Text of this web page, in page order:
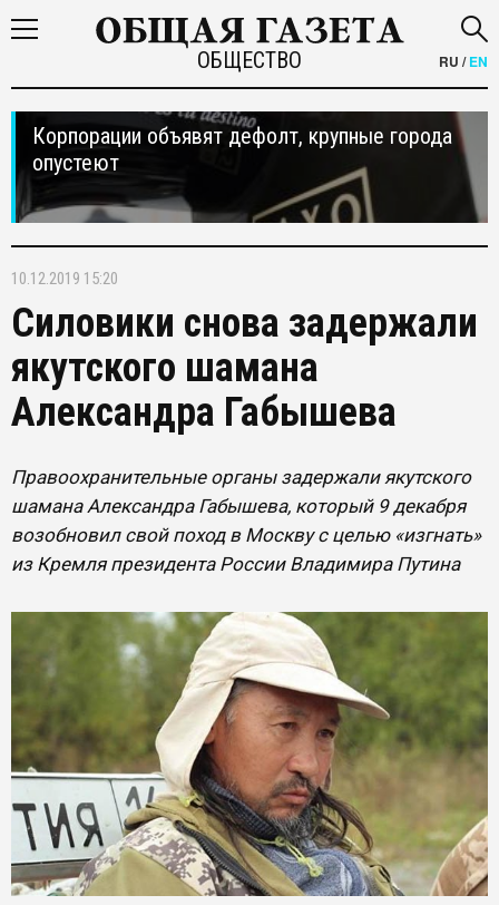
ОБЩЕСТВО RU /EN
Корпорации объявят дефолт, крупные города
опустеют
10.12.2019 15:20
Силовики снова задержали
якутского шамана
Александра Габышева
Правоохранительные органы задержали якутского
шамана Александра Габышева, который 9 декабря
возобновил свой поход в Москву с целью «изгнать»
из Кремля президента России Владимира Путина